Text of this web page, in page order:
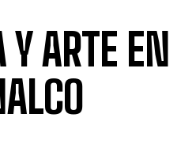
Y ARTE EN